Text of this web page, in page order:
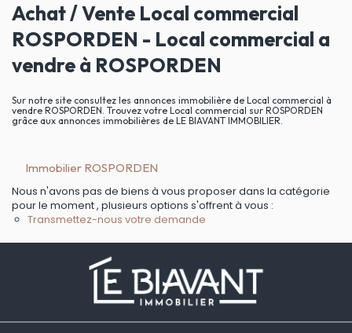
Nos agences
Contact
Achat / Vente Local commercial
ROSPORDEN - Local commercial a
vendre à ROSPORDEN
Sur notre site consultez les annonces immobilière de Local commercial à
vendre ROSPORDEN. Trouvez votre Local commercial sur ROSPORDEN
grâce aux annonces immobilières de LE BIAVANT IMMOBILIER.
Immobilier ROSPORDEN
Nous n'avons pas de biens à vous proposer dans la catégorie
pour le moment , plusieurs options s'offrent à vous :
Transmettez-nous votre demande